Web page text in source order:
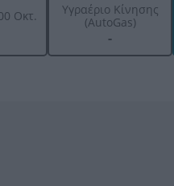
Οκτ.
Υγραέριο Κίνησης
(AutoGas)
-